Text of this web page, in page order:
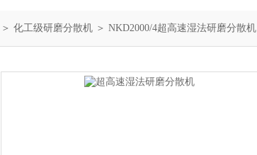
＞ 化工级研磨分散机 ＞ NKD2000/4超高速湿法研磨分散机